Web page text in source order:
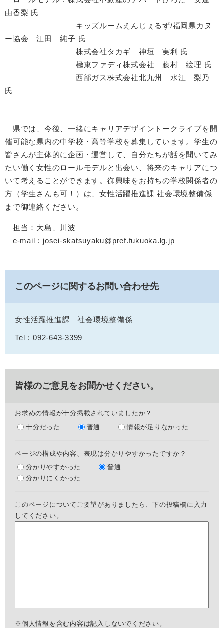
由香梨 氏
キッズルームえんじぇるず/福岡県カヌ
ー協会 江田 純子 氏
株式会社タカギ 神垣 実利 氏
極東ファディ株式会社 藤村 絵理 氏
西部ガス株式会社北九州 水江 梨乃
氏
県では、今後、一緒にキャリアデザイントークライブを開
催可能な県内の中学校・高等学校を募集しています。学生の
皆さんが主体的に企画・運営して、自分たちが話を聞いてみ
たい働く女性のロールモデルと出会い、将来のキャリアにつ
いて考えることができます。御興味をお持ちの学校関係者の
方（学生さんも可！）は、女性活躍推進課 社会環境整備係
まで御連絡ください。
担当：大島、川波
e-mail：josei-skatsuyaku@pref.fukuoka.lg.jp
このページに関するお問い合わせ先
女性活躍推進課 社会環境整備係
Tel：092-643-3399
皆様のご意見をお聞かせください。
お求めの情報が十分掲載されていましたか？
十分だった
普通 情報が足りなかった
ページの構成や内容、表現は分かりやすかったですか？
分かりやすかった
普通
分かりにくかった
このページについてご要望がありましたら、下の投稿欄に入力
してください。
※個人情報を含む内容は記入しないでください。